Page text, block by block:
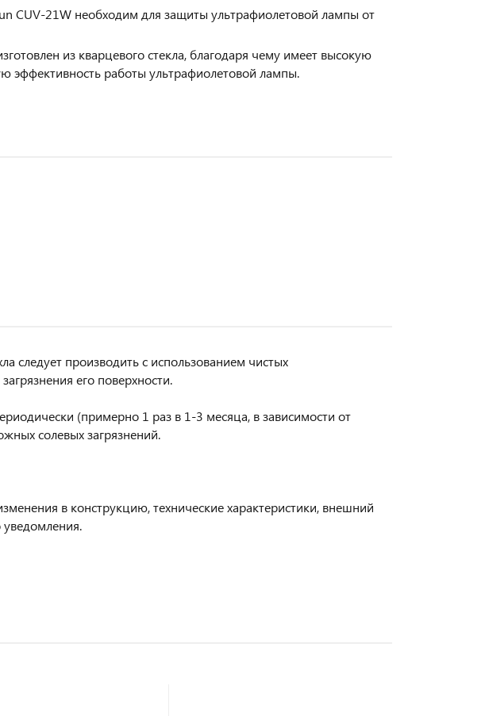
CUV-21W необходим для защиты ультрафиолетовой лампы от
из кварцевого стекла, благодаря чему имеет высокую
эффективность работы ультрафиолетовой лампы.
следует производить с использованием чистых
его поверхности.
(примерно 1 раз в 1-3 месяца, в зависимости от
солевых загрязнений.
в конструкцию, технические характеристики, внешний